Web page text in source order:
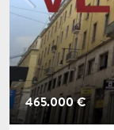
465.000 €